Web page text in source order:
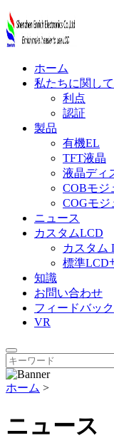
ホーム
私たちに関し
利点
認証
製品
有機EL
TFT液晶
液晶ディ
COBモジ
COGモジ
ニュース
カスタムLCD
カスタム
標準LCD
知識
お問い合わせ
フィードバック
VR
ホーム >
ニュース